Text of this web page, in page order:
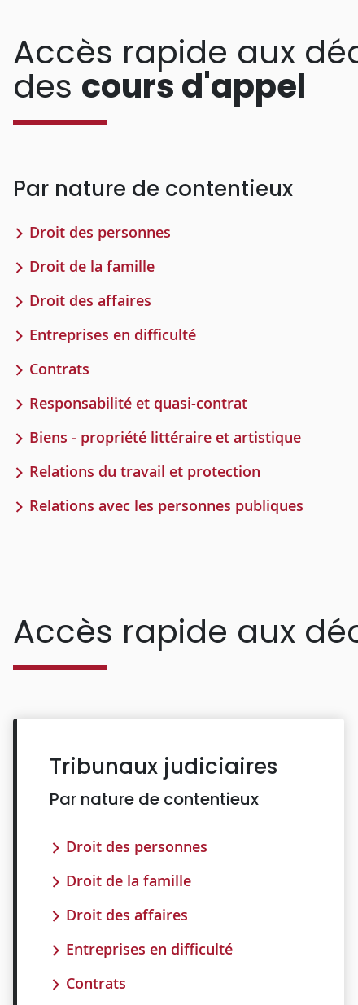
Accès rapide aux
des cours d'appel
Par nature de contentieux
Droit des personnes
Droit de la famille
Droit des affaires
Entreprises en difficulté
Contrats
Responsabilité et quasi-contrat
Biens - propriété littéraire et artistique
Relations du travail et protection
Relations avec les personnes publiques
Accès rapide aux
Tribunaux judiciaires
Par nature de contentieux
Droit des personnes
Droit de la famille
Droit des affaires
Entreprises en difficulté
Contrats